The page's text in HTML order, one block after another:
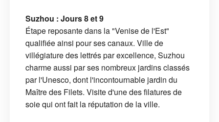
Suzhou : Jours 8 et 9
Étape reposante dans la "Venise de l'Est"
qualifiée ainsi pour ses canaux. Ville de
villégiature des lettrés par excellence, Suzhou
charme aussi par ses nombreux jardins classés
par l'Unesco, dont l'incontournable jardin du
Maître des Filets. Visite d'une des filatures de
soie qui ont fait la réputation de la ville.